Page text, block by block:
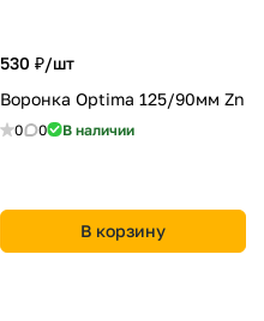
530 ₽/шт
Воронка Optima 125/90мм Zn
0 0 В наличии
В корзину